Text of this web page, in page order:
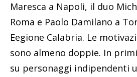
Maresca a Napoli, il duo
Roma e Paolo Damilano a
Eegione Calabria. Le
sono almeno doppie. In
su personaggi indipendenti